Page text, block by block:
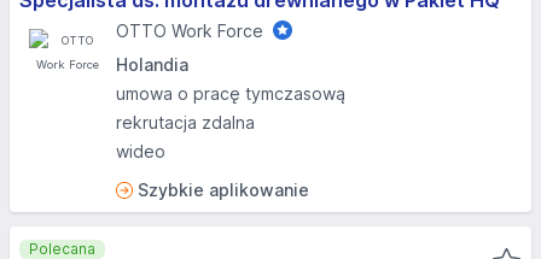
OTTO Work Force
Holandia
umowa o pracę tymczasową
rekrutacja zdalna
wideo
Szybkie aplikowanie
Polecana